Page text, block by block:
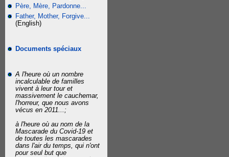
Père, Mère, Pardonne...
Father, Mother, Forgive...
(English)
Documents spéciaux
A l'heure où un nombre
incalculable de familles
vivent à leur tour et
massivement le cauchemar,
l'horreur, que nous avons
vécus en 2011...;
à l'heure où au nom de la
Mascarade du Covid-19 et
de toutes les mascarades
dans l'air du temps, qui n'ont
pour seul but que